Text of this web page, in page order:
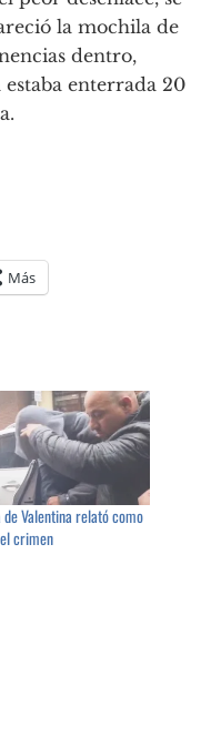
la mochila de
dentro,
enterrada 20
Más
de Valentina relató como
crimen